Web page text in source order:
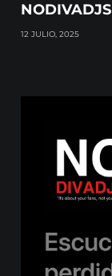
12 JULIO, 2025